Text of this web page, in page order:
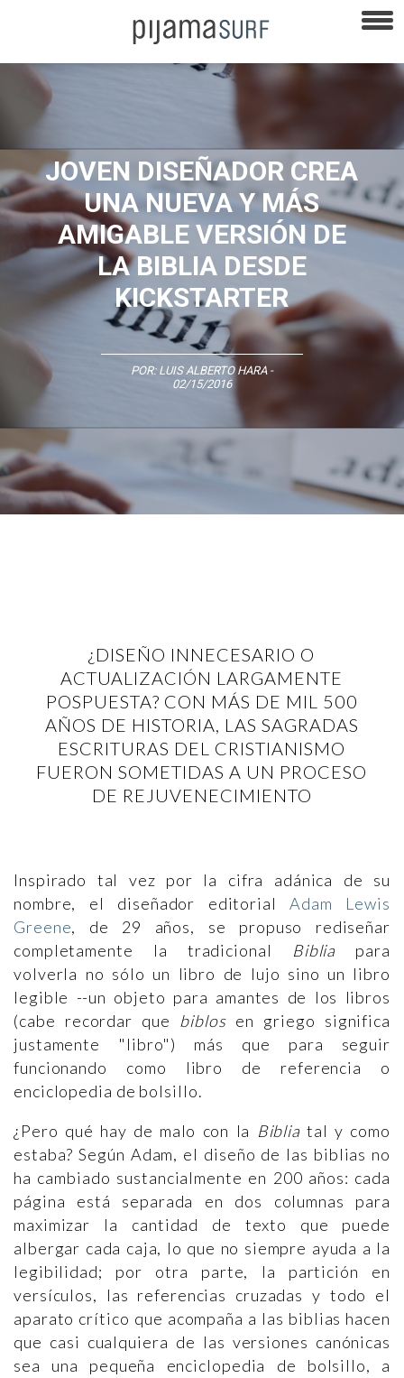
JOVEN DISEÑADOR CREA
UNA NUEVA Y MÁS
AMIGABLE VERSIÓN DE
LA BIBLIA DESDE
KICKSTARTER
POR: LUIS ALBERTO HARA-
02/15/2016
¿DISEÑO INNECESARIO O
ACTUALIZACIÓN LARGAMENTE
POSPUESTA? CON MÁS DE MIL 500
AÑOS DE HISTORIA, LAS SAGRADAS
ESCRITURAS DEL CRISTIANISMO
FUERON SOMETIDAS A UN PROCESO
DE REJUVENECIMIENTO
Inspirado tal vez por la cifra adánica de su
nombre, el diseñador editorialAdam Lewis
Greene, de 29 años, se propuso rediseñar
completamente la tradicional Biblia para
volverla no sólo un libro de lujo sino un libro
legible --un objeto para amantes de los libros
(cabe recordar que biblos en griego significa
justamente "libro") más que para seguir
funcionando como libro de referencia o
enciclopedia de bolsillo.
¿Pero qué hay de malo con la Biblia tal y como
estaba? Según Adam, el diseño de las biblias no
ha cambiado sustancialmente en 200 años: cada
página está separada en dos columnas para
maximizar la cantidad de texto que puede
albergar cada caja, lo que no siempre ayuda a la
legibilidad; por otra parte, la partición en
versículos, las referencias cruzadas y todo el
aparato crítico que acompaña a las biblias hacen
que casi cualquiera de las versiones canónicas
sea una pequeña enciclopedia de bolsillo, a